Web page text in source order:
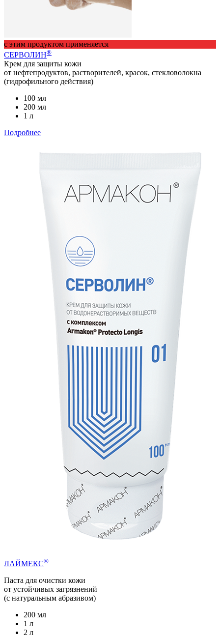
с этим продуктом применяется
СЕРВОЛИН®
Крем для защиты кожи
от нефтепродуктов, растворителей, красок, стекловолокна
(гидрофильного действия)
100 мл
200 мл
1 л
Подробнее
ЛАЙМЕКС®
Паста для очистки кожи
от устойчивых загрязнений
(с натуральным абразивом)
200 мл
1 л
2 л